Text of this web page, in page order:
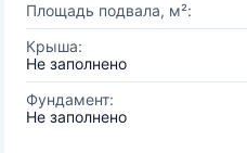
Площадь подвала, м²:
Крыша:
Не заполнено
Фундамент:
Не заполнено